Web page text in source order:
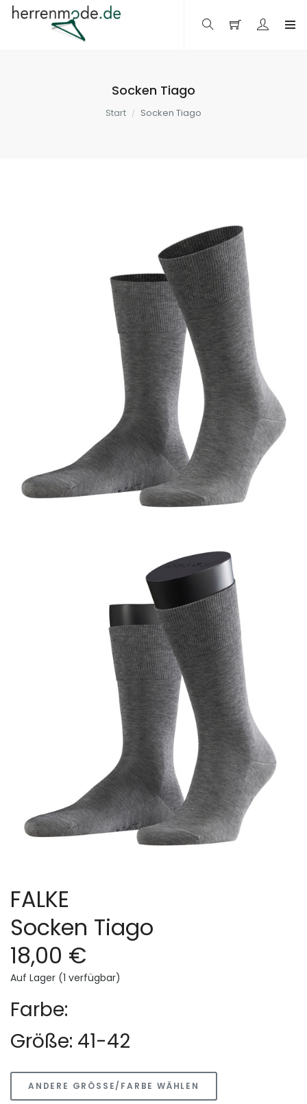
Socken Tiago
Start Socken Tiago
FALKE
Socken Tiago
18,00 €
Auf Lager (1 verfügbar)
Farbe:
Größe: 41-42
ANDERE GRÖSSE/FARBE WÄHLEN